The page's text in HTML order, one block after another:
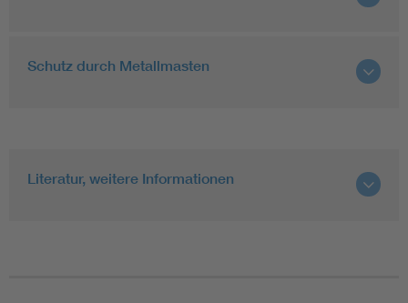
Schutz durch Metallmasten
Literatur, weitere Informationen